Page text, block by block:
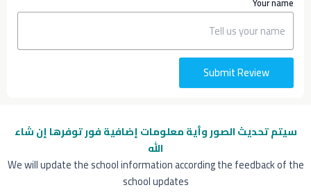
سيتم تحديث الصور وأية معلومات إضافيةفور توفرها إن شاء
الله
We will update the school information according the feedback of the
school updates
Submit Review